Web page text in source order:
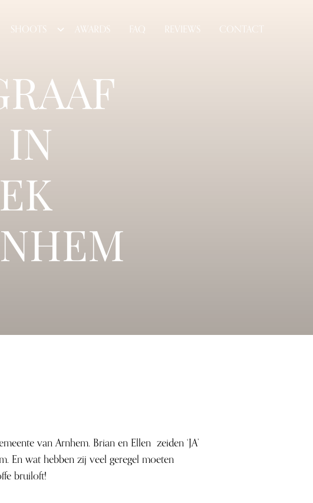
SHOOTS AWARDS FAQ REVIEWS CONTACT
IN
van Arnhem. Brian en Ellen zeiden ‘JA’
En wat hebben zij veel geregel moeten
bruiloft!